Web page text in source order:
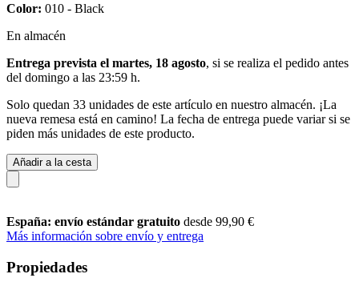
Color: 010 - Black
En almacén
Entrega prevista el martes, 18 agosto, si se realiza el pedido antes
del domingo a las 23:59 h.
Solo quedan 33 unidades de este artículo en nuestro almacén. ¡La
nueva remesa está en camino! La fecha de entrega puede variar si se
piden más unidades de este producto.
Añadir a la cesta
España: envío estándar gratuito desde 99,90 €
Más información sobre envío y entrega
Propiedades